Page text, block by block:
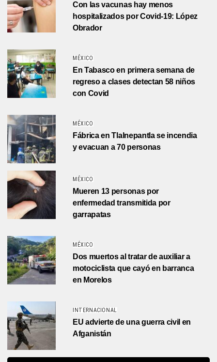
Con las vacunas hay menos
hospitalizados por Covid-19: López
Obrador
MÉXICO
En Tabasco en primera semana de
regreso a clases detectan 58 niños
con Covid
MÉXICO
Fábrica en Tlalnepantla se incendia
y evacuan a 70 personas
MÉXICO
Mueren 13 personas por
enfermedad transmitida por
garrapatas
MÉXICO
Dos muertos al tratar de auxiliar a
motociclista que cayó en barranca
en Morelos
INTERNACIONAL
EU advierte de una guerra civil en
Afganistán